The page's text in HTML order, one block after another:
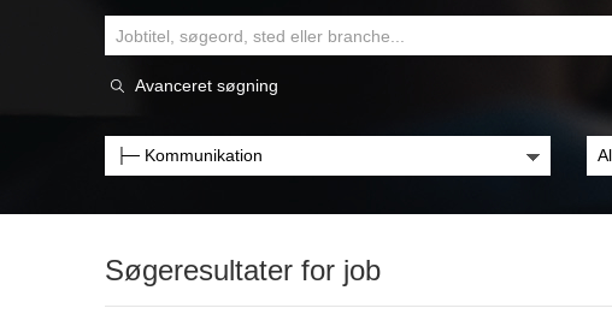
Avanceret søgning
Søgeresultater for job